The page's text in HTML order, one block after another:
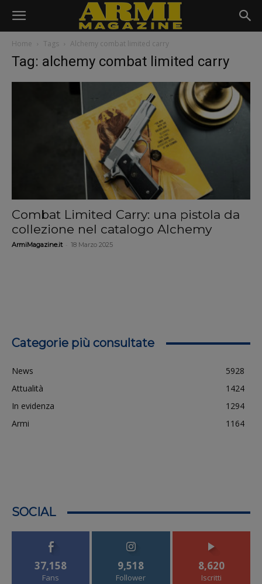
Home Tags Alchemy combat limited carry
Tag: alchemy combat limited carry
Combat Limited Carry: una pistola da
collezione nel catalogo Alchemy
ArmiMagazine.it 18 Marzo 2025
Categorie più consultate
News
5928
Attualità
1424
In evidenza
1294
Armi
1164
SOCIAL
37,158
Fans
9,518
Follower
8,620
Iscritti